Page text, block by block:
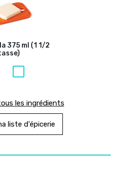
375 ml (1 1/2
les ingrédients
liste d'épicerie